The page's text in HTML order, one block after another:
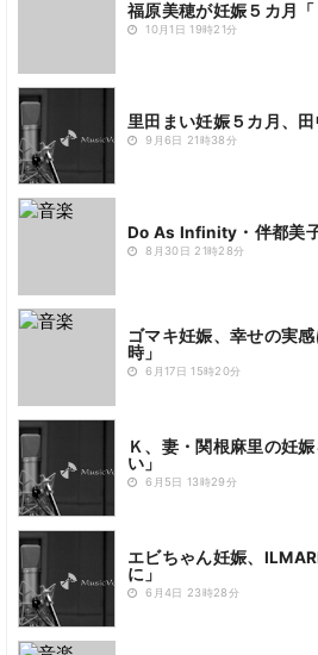
福原美穂が妊娠５カ月
10月1日 19時21分
里田まい妊娠５カ月、
9月6日 21時38分
Do As Infinity・伴都美
8月30日 21時28分
ゴマキ妊娠、幸せの実
時」
6月17日 15時20分
Ｋ、妻・関根麻里の妊
い」
6月5日 13時29分
エビちゃん妊娠、
に」
6月4日 23時28分